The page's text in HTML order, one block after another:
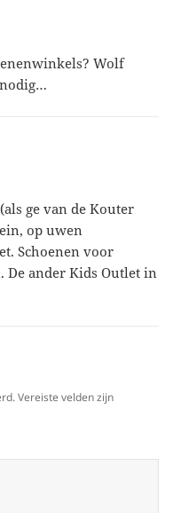
Wolf
ge van de Kouter
op uwen
Schoenen voor
ander Kids Outlet in
Vereiste velden zijn